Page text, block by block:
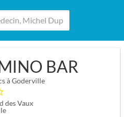
BAR
à Goderville
des Vaux